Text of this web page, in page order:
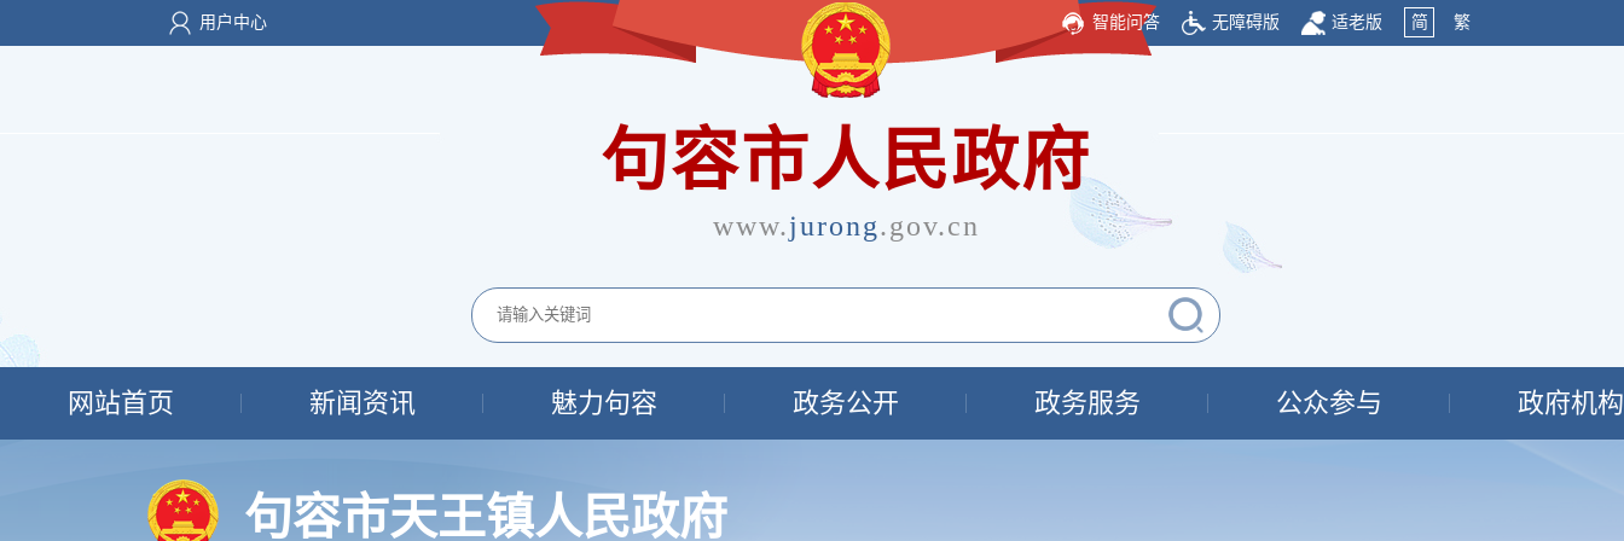
用户中心 智能问答 无障碍版 适老版 简 繁
句容市人民政府
www.jurong.gov.cn
网站首页 新闻资讯 魅力句容 政务公开 政务服务 公众参与 政府机构
句容市天王镇人民政府